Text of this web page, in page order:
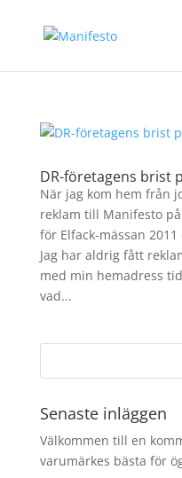
DR-företagens brist
När jag kom hem från
reklam till Manifesto
för Elfack-mässan
Jag har aldrig fått
med min hemadress
vad...
Senaste inläggen
Välkommen till en
varumärkes bästa för